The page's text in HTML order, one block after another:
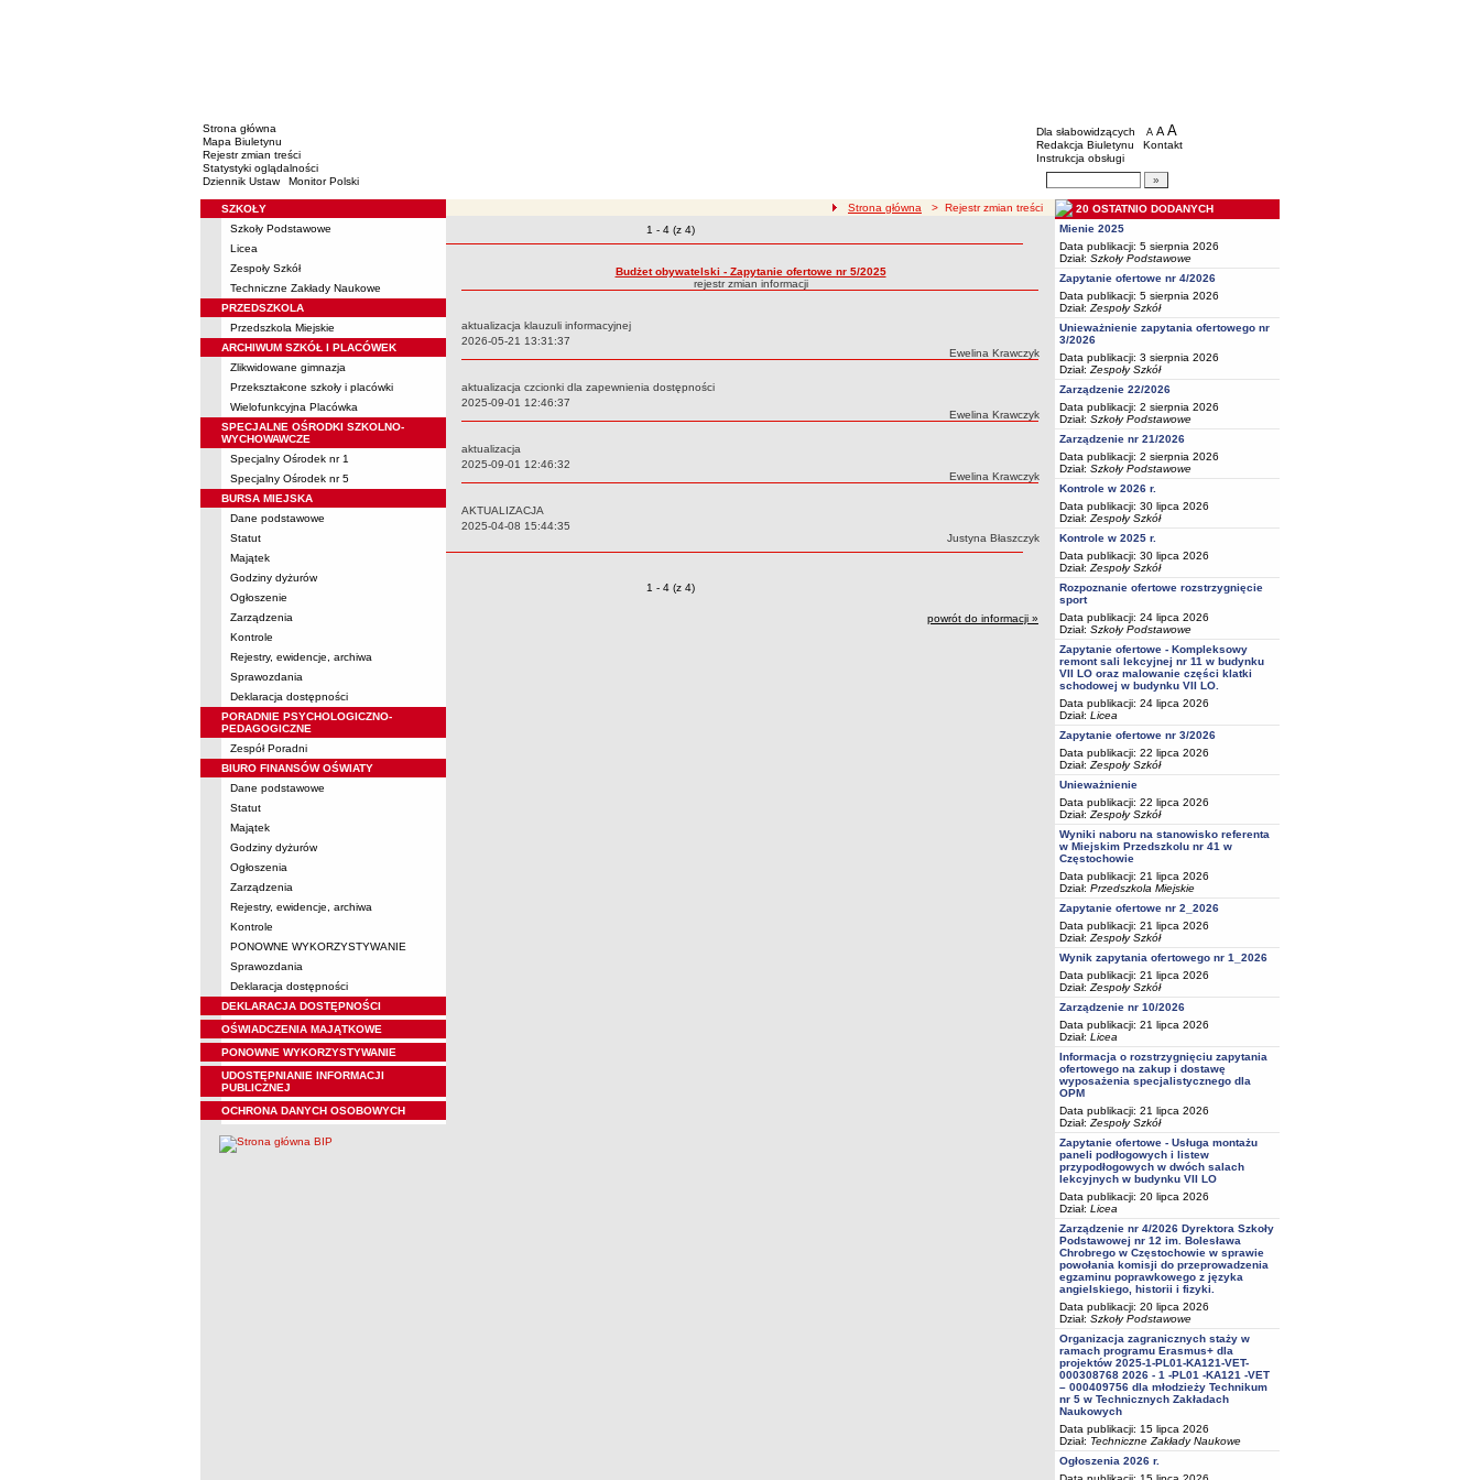
Strona główna
Mapa Biuletynu
Rejestr zmian treści
Statystyki oglądalności
Dziennik Ustaw
Monitor Polski
BIP - Oświata Częstochowa
Menu dodatkowe
Dla słabowidzących A pomniejsz czcionkę
A standardowy rozmiar czcionki
A
Redakcja Biuletynu
Kontakt
Instrukcja obsługi
Wyszukiwarka artykułów
Menu
SZKOŁY
Szkoły Podstawowe
Licea
Zespoły Szkół
Techniczne Zakłady Naukowe
PRZEDSZKOLA
Przedszkola Miejskie
ARCHIWUM SZKÓŁ I PLACÓWEK
Zlikwidowane gimnazja
Przekształcone szkoły i placówki
Wielofunkcyjna Placówka
SPECJALNE OŚRODKI SZKOLNO-
WYCHOWAWCZE
Specjalny Ośrodek nr 1
Specjalny Ośrodek nr 5
BURSA MIEJSKA
Dane podstawowe
Statut
Majątek
Godziny dyżurów
Ogłoszenie
Zarządzenia
Kontrole
Rejestry, ewidencje, archiwa
Sprawozdania
Deklaracja dostępności
PORADNIE PSYCHOLOGICZNO-
PEDAGOGICZNE
Zespół Poradni
BIURO FINANSÓW OŚWIATY
Dane podstawowe
Statut
Majątek
Godziny dyżurów
Ogłoszenia
Zarządzenia
Rejestry, ewidencje, archiwa
Kontrole
PONOWNE WYKORZYSTYWANIE
Sprawozdania
Deklaracja dostępności
DEKLARACJA DOSTĘPNOŚCI
OŚWIADCZENIA MAJĄTKOWE
PONOWNE WYKORZYSTYWANIE
UDOSTĘPNIANIE INFORMACJI
PUBLICZNEJ
OCHRONA DANYCH OSOBOWYCH
ścieżka nawigacji
Strona główna > Rejestr zmian treści
Zmiany o pozycjach
1 - 4 (z 4)
Budżet obywatelski - Zapytanie ofertowe nr 5/2025
rejestr zmian informacji
aktualizacja klauzuli informacyjnej
Data:
2026-05-21 13:31:37
Autor:
Ewelina Krawczyk
aktualizacja czcionki dla zapewnienia dostępności
Data:
2025-09-01 12:46:37
Autor:
Ewelina Krawczyk
aktualizacja
Data:
2025-09-01 12:46:32
Autor:
Ewelina Krawczyk
AKTUALIZACJA
Data:
2025-04-08 15:44:35
Autor:
Justyna Błaszczyk
Zmiany o pozycjach
1 - 4 (z 4)
powrót do informacji »
20 OSTATNIO DODANYCH
Mienie 2025
Data publikacji: 5 sierpnia 2026
Dział: Szkoły Podstawowe
Zapytanie ofertowe nr 4/2026
Data publikacji: 5 sierpnia 2026
Dział: Zespoły Szkół
Unieważnienie zapytania ofertowego nr
3/2026
Data publikacji: 3 sierpnia 2026
Dział: Zespoły Szkół
Zarządzenie 22/2026
Data publikacji: 2 sierpnia 2026
Dział: Szkoły Podstawowe
Zarządzenie nr 21/2026
Data publikacji: 2 sierpnia 2026
Dział: Szkoły Podstawowe
Kontrole w 2026 r.
Data publikacji: 30 lipca 2026
Dział: Zespoły Szkół
Kontrole w 2025 r.
Data publikacji: 30 lipca 2026
Dział: Zespoły Szkół
Rozpoznanie ofertowe rozstrzygnięcie
sport
Data publikacji: 24 lipca 2026
Dział: Szkoły Podstawowe
Zapytanie ofertowe - Kompleksowy
remont sali lekcyjnej nr 11 w budynku
VII LO oraz malowanie części klatki
schodowej w budynku VII LO.
Data publikacji: 24 lipca 2026
Dział: Licea
Zapytanie ofertowe nr 3/2026
Data publikacji: 22 lipca 2026
Dział: Zespoły Szkół
Unieważnienie
Data publikacji: 22 lipca 2026
Dział: Zespoły Szkół
Wyniki naboru na stanowisko referenta
w Miejskim Przedszkolu nr 41 w
Częstochowie
Data publikacji: 21 lipca 2026
Dział: Przedszkola Miejskie
Zapytanie ofertowe nr 2_2026
Data publikacji: 21 lipca 2026
Dział: Zespoły Szkół
Wynik zapytania ofertowego nr 1_2026
Data publikacji: 21 lipca 2026
Dział: Zespoły Szkół
Zarządzenie nr 10/2026
Data publikacji: 21 lipca 2026
Dział: Licea
Informacja o rozstrzygnięciu zapytania
ofertowego na zakup i dostawę
wyposażenia specjalistycznego dla
OPM
Data publikacji: 21 lipca 2026
Dział: Zespoły Szkół
Zapytanie ofertowe - Usługa montażu
paneli podłogowych i listew
przypodłogowych w dwóch salach
lekcyjnych w budynku VII LO
Data publikacji: 20 lipca 2026
Dział: Licea
Zarządzenie nr 4/2026 Dyrektora Szkoły
Podstawowej nr 12 im. Bolesława
Chrobrego w Częstochowie w sprawie
powołania komisji do przeprowadzenia
egzaminu poprawkowego z języka
angielskiego, historii i fizyki.
Data publikacji: 20 lipca 2026
Dział: Szkoły Podstawowe
Organizacja zagranicznych staży w
ramach programu Erasmus+ dla
projektów 2025-1-PL01-KA121-VET-
000308768 2026 - 1 -PL01 -KA121 -VET
– 000409756 dla młodzieży Technikum
nr 5 w Technicznych Zakładach
Naukowych
Data publikacji: 15 lipca 2026
Dział: Techniczne Zakłady Naukowe
Ogłoszenia 2026 r.